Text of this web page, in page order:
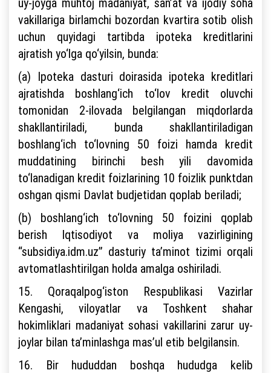
vakillariga birlamchi bozordan kvartira sotib olish
uchun quyidagi tartibda ipoteka kreditlarini
ajratish yo‘lga qo‘yilsin, bunda:
(a) Ipoteka dasturi doirasida ipoteka kreditlari
ajratishda boshlang‘ich to‘lov kredit oluvchi
tomonidan 2-ilovada belgilangan miqdorlarda
shakllantiriladi, bunda shakllantiriladigan
boshlang‘ich to‘lovning 50 foizi hamda kredit
muddatining birinchi besh yili davomida
to‘lanadigan kredit foizlarining 10 foizlik punktdan
oshgan qismi Davlat budjetidan qoplab beriladi;
(b) boshlang‘ich to‘lovning 50 foizini qoplab
berish Iqtisodiyot va moliya vazirligining
“subsidiya.idm.uz” dasturiy ta’minot tizimi orqali
avtomatlashtirilgan holda amalga oshiriladi.
15. Qoraqalpog‘iston Respublikasi Vazirlar
Kengashi, viloyatlar va Toshkent shahar
hokimliklari madaniyat sohasi vakillarini zarur uy-
joylar bilan ta’minlashga mas’ul etib belgilansin.
16. Bir hududdan boshqa hududga kelib